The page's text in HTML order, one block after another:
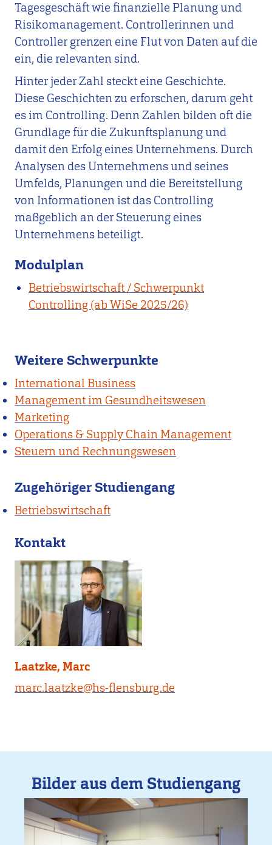
Tagesgeschäft wie finanzielle Planung und
Risikomanagement. Controllerinnen und
Controller grenzen eine Flut von Daten auf die
ein, die relevanten sind.
Hinter jeder Zahl steckt eine Geschichte.
Diese Geschichten zu erforschen, darum geht
es im Controlling. Denn Zahlen bilden oft die
Grundlage für die Zukunftsplanung und
damit den Erfolg eines Unternehmens. Durch
Analysen des Unternehmens und seines
Umfelds, Planungen und die Bereitstellung
von Informationen ist das Controlling
maßgeblich an der Steuerung eines
Unternehmens beteiligt.
Modulplan
Betriebswirtschaft / Schwerpunkt
Controlling (ab WiSe 2025/26)
Weitere Schwerpunkte
International Business
Management im Gesundheitswesen
Marketing
Operations & Supply Chain Management
Steuern und Rechnungswesen
Zugehöriger Studiengang
Betriebswirtschaft
Kontakt
Laatzke, Marc
marc.laatzke@hs-flensburg.de
Bilder aus dem Studiengang
Bild